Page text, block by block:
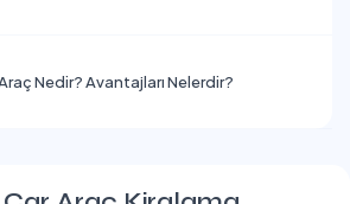
Nedir? Avantajları Nelerdir?